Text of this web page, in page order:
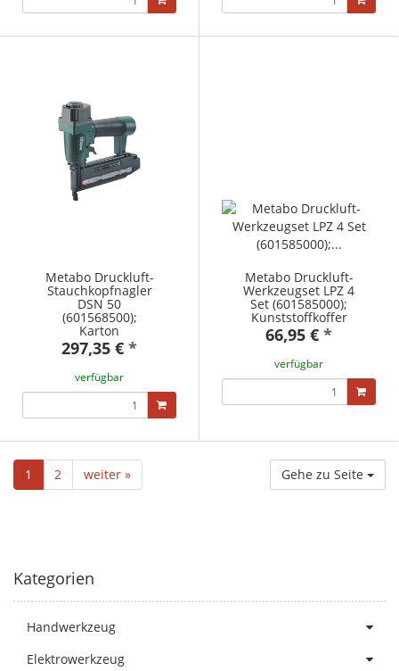
Metabo Druckluft-
Stauchkopfnagler
DSN 50
(601568500);
Karton
297,35 € *
verfügbar
Metabo Druckluft-
Werkzeugset LPZ 4
Set (601585000);
Kunststoffkoffer
66,95 € *
verfügbar
1 2 weiter » Gehe zu Seite
Kategorien
Handwerkzeug
Elektrowerkzeug